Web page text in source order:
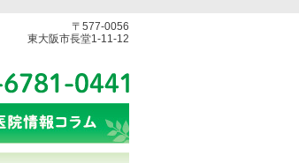
〒577-0056
東大阪市長堂1-11-12